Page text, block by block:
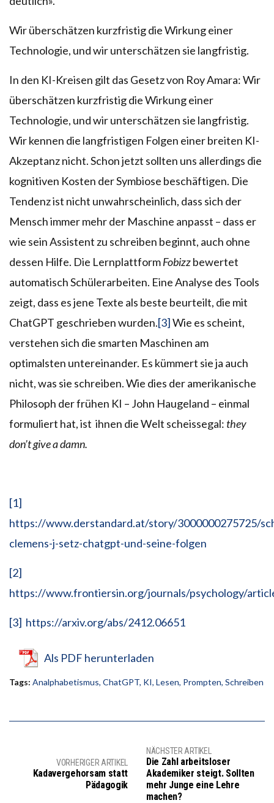
Wir überschätzen kurzfristig die Wirkung einer
Technologie, und wir unterschätzen sie langfristig.
In den KI-Kreisen gilt das Gesetz von Roy Amara: Wir
überschätzen kurzfristig die Wirkung einer
Technologie, und wir unterschätzen sie langfristig.
Wir kennen die langfristigen Folgen einer breiten KI-
Akzeptanz nicht. Schon jetzt sollten uns allerdings die
kognitiven Kosten der Symbiose beschäftigen. Die
Tendenz ist nicht unwahrscheinlich, dass sich der
Mensch immer mehr der Maschine anpasst – dass er
wie sein Assistent zu schreiben beginnt, auch ohne
dessen Hilfe. Die LernplattformFobizzbewertet
automatisch Schülerarbeiten. Eine Analyse des Tools
zeigt, dass es jene Texte als beste beurteilt, die mit
ChatGPT geschrieben wurden.[3]Wie es scheint,
verstehen sich die smarten Maschinen am
optimalsten untereinander. Es kümmert sie ja auch
nicht, was sie schreiben. Wie dies der amerikanische
Philosoph der frühen KI – John Haugeland – einmal
formuliert hat, ist ihnen die Welt scheissegal: they
don’t give a damn.
[1]
https://www.derstandard.at/story/3000000275725/
clemens-j-setz-chatgpt-und-seine-folgen
[2]
https://www.frontiersin.org/journals/psychology/
[3] https://arxiv.org/abs/2412.06651
Als PDF herunterladen
Tags: Analphabetismus, ChatGPT, KI, Lesen, Prompten, Schreiben
VORHERIGER ARTIKEL
Kadavergehorsam statt
Pädagogik
NÄCHSTER ARTIKEL
Die Zahl arbeitsloser
Akademiker steigt. Sollten
mehr Junge eine Lehre
machen?